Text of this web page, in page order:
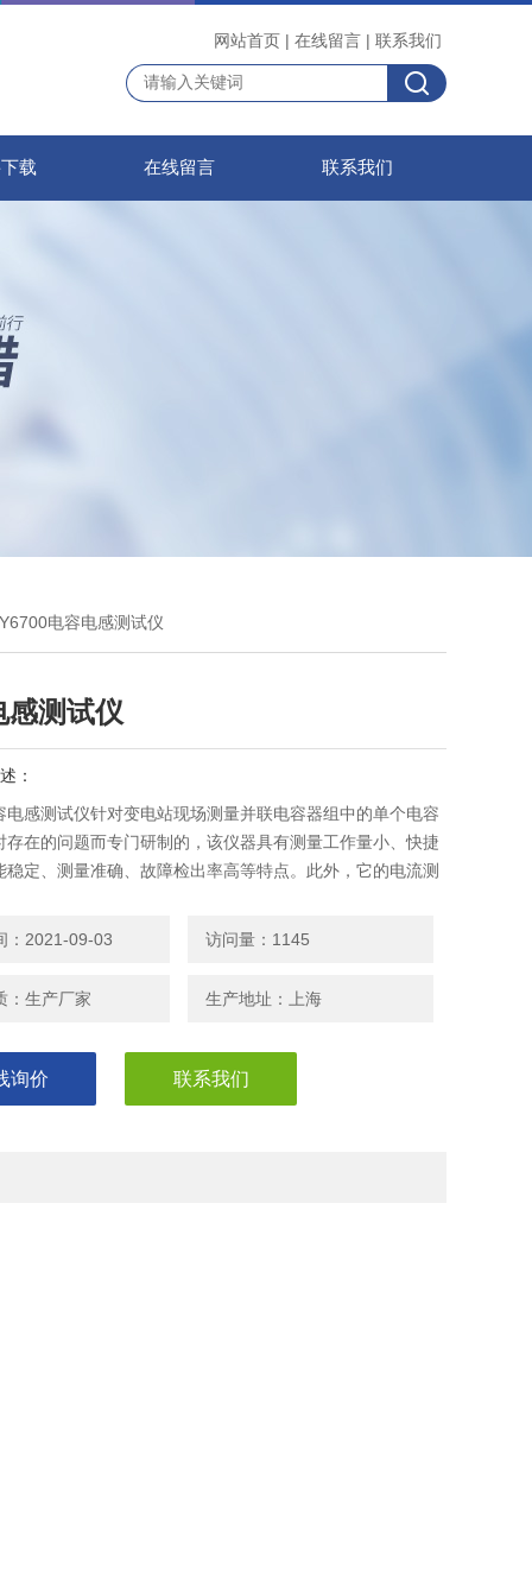
网站首页 | 在线留言 | 联系我们
载 在线留言 联系我们
电容电感测试仪
感测试仪
：
电感测试仪针对变电站现场测量并联电容器组中的单个电容
存在的问题而专门研制的，该仪器具有测量工作量小、快捷
稳定、测量准确、故障检出率高等特点。此外，它的电流测
：2021-09-03 访问量：1145
：生产厂家 生产地址：上海
询价 联系我们